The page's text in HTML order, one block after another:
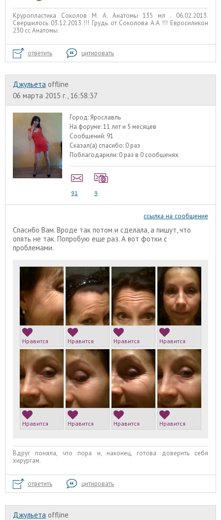
Круропластика Соколов М. А. Анатомы 135 мл . 06.02.2013.
Свершилось 03.12.2013 !!! Грудь от Соколова А.А !!! Евросиликон
230 сс Анатомы.
ответить цитировать
Джульета offline
06 марта 2015 г., 16:58:37
Город:Ярославль
На форуме:11 лет и 5 месяцев
Сообщений: 91
Сказал(а) спасибо: 0 раз
Поблагодарили: 0 раз в 0 сообщенях
91 9
ссылка на сообщение
Спасибо Вам. Вроде так потом и сделала, а пишут, что
опять не так. Попробую еще раз. А вот фотки с
проблемами.
Нравится Нравится Нравится Нравится
Нравится Нравится Нравится Нравится
Вдруг поняла, что пора и, наконец, готова доверить себя
хирургам.
ответить цитировать
Джульета offline